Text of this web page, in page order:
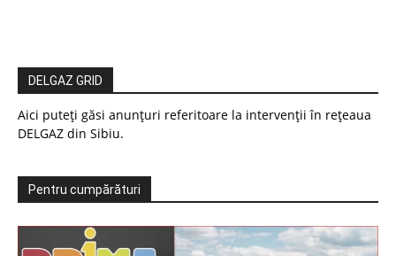
DELGAZ GRID
Aici puteți găsi anunțuri referitoare la intervenții în rețeaua
DELGAZ din Sibiu.
Pentru cumpărături